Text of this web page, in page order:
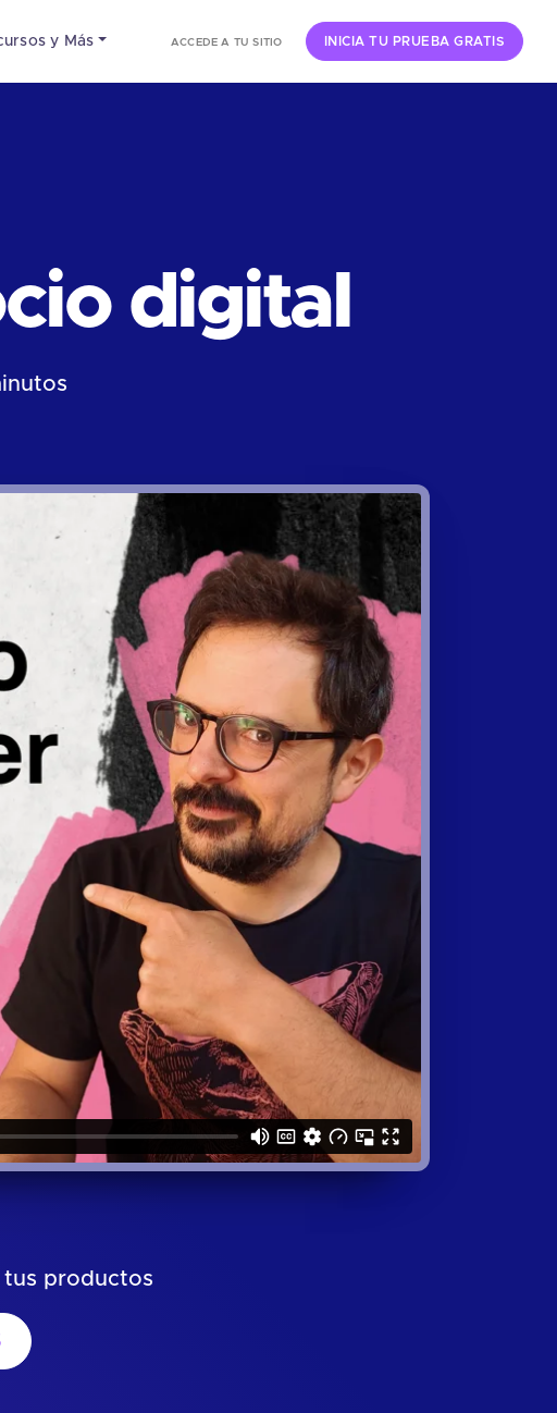
y Más ACCEDE A TU SITIO INICIA TU PRUEBA GRATIS
digital
productos